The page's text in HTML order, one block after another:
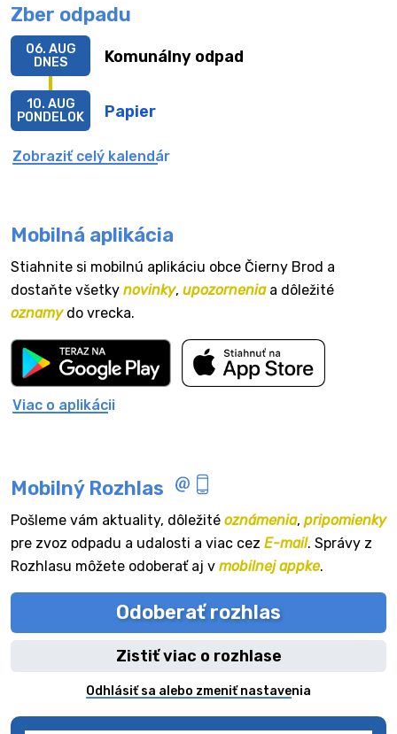
Zber odpadu
Komunálny odpad
06. AUG
DNES
Papier
10. AUG
PONDELOK
Zobraziť celý kalendár
Mobilná aplikácia
Stiahnite si mobilnú aplikáciu obce Čierny Brod a
dostaňte všetky novinky, upozorneniaa dôležité
oznamydo vrecka.
Viac o aplikácii
Mobilný Rozhlas
Pošleme vám aktuality, dôležité oznámenia, pripomienky
pre zvoz odpadu a udalosti a viac cez E-mail. Správy z
Rozhlasu môžete odoberať aj v mobilnej appke.
Odoberať rozhlas
Zistiť viac o rozhlase
Odhlásiť sa alebo zmeniť nastavenia